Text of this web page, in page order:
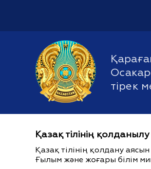
тірек
Қазақ тілінің
Қазақ тілінің қолдану
Ғылым және жоғары білім